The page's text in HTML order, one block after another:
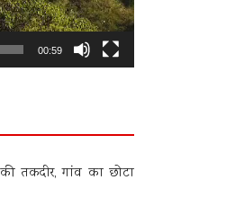
00:59
तकदीर, गांव का छोटा